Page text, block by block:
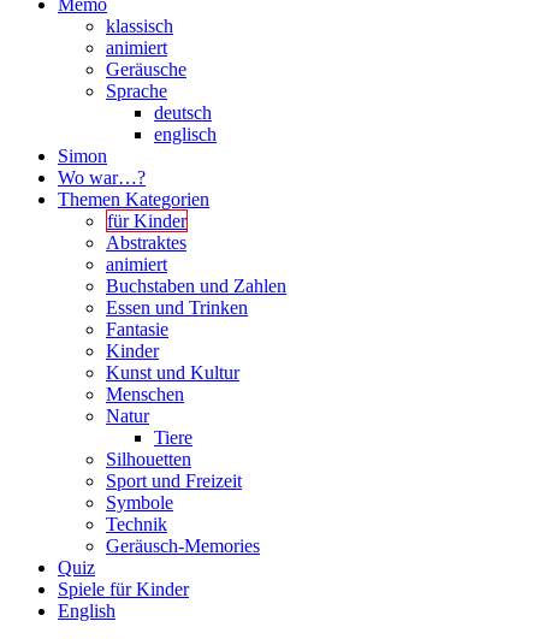
klassisch
animiert
Geräusche
Sprache
deutsch
englisch
Simon
Wo war…?
Themen Kategorien
für Kinder
Abstraktes
animiert
Buchstaben und Zahlen
Essen und Trinken
Fantasie
Kinder
Kunst und Kultur
Menschen
Natur
Tiere
Silhouetten
Sport und Freizeit
Symbole
Technik
Geräusch-Memories
Quiz
Spiele für Kinder
English